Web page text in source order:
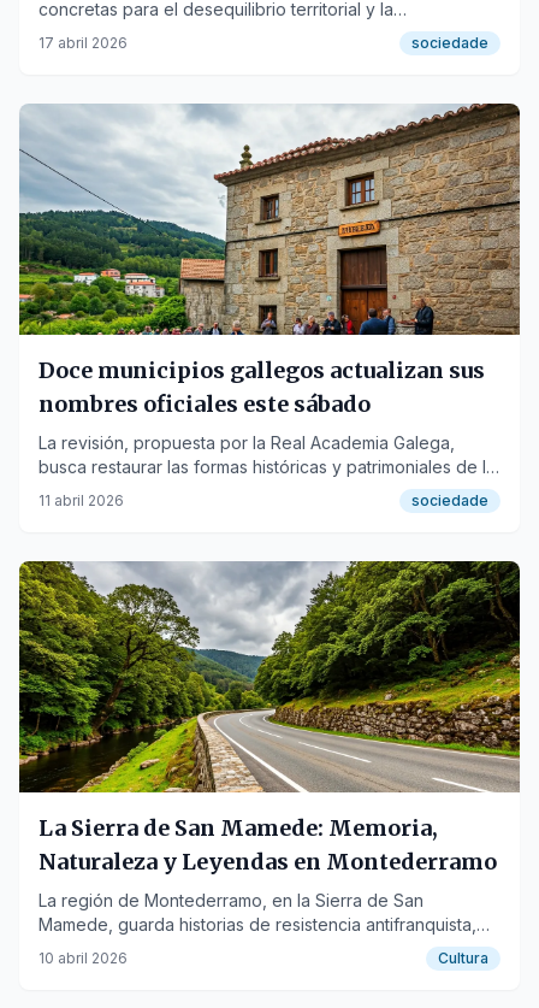
concretas para el desequilibrio territorial y la
revitalización del medio rural gallego.
17 abril 2026 sociedade
Doce municipios gallegos actualizan sus
nombres oficiales este sábado
La revisión, propuesta por la Real Academia Galega,
busca restaurar las formas históricas y patrimoniales de la
toponimia.
11 abril 2026 sociedade
La Sierra de San Mamede: Memoria,
Naturaleza y Leyendas en Montederramo
La región de Montederramo, en la Sierra de San
Mamede, guarda historias de resistencia antifranquista,
exilio y una naturaleza virgen que invita a la reflexión.
10 abril 2026 Cultura